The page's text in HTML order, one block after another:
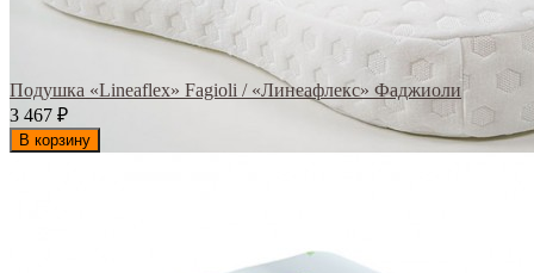
Подушка «Lineaflex» Fagioli / «Линеафлекс» Фаджиоли
3 467 ₽
В корзину